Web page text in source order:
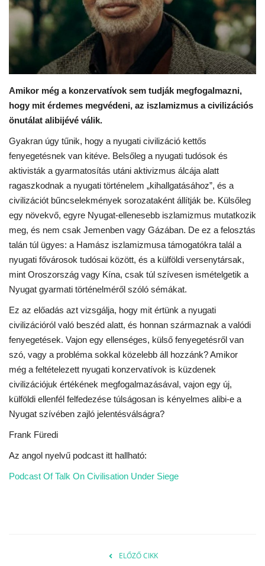
Kultúra
Történelem
Gazdaság
Művészet
Sport
Sajtó
Rendezvény
Humor
Napló postája
Galéria
Újság Archívum
Emlékezzünk †
Nyelv
Magyar
Amikor még a konzervatívok sem tudják megfogalmazni,
hogy mit érdemes megvédeni, az iszlamizmus a civilizációs
önutálat alibijévé válik.
Gyakran úgy tűnik, hogy a nyugati civilizáció kettős
fenyegetésnek van kitéve. Belsőleg a nyugati tudósok és
aktivisták a gyarmatosítás utáni aktivizmus álcája alatt
ragaszkodnak a nyugati történelem „kihallgatásához”, és a
civilizációt bűncselekmények sorozataként állítják be. Külsőleg
egy növekvő, egyre Nyugat-ellenesebb iszlamizmus mutatkozik
meg, és nem csak Jemenben vagy Gázában. De ez a felosztás
talán túl ügyes: a Hamász iszlamizmusa támogatókra talál a
nyugati fővárosok tudósai között, és a külföldi versenytársak,
mint Oroszország vagy Kína, csak túl szívesen ismételgetik a
Nyugat gyarmati történelméről szóló sémákat.
Ez az előadás azt vizsgálja, hogy mit értünk a nyugati
civilizációról való beszéd alatt, és honnan származnak a valódi
fenyegetések. Vajon egy ellenséges, külső fenyegetésről van
szó, vagy a probléma sokkal közelebb áll hozzánk? Amikor
még a feltételezett nyugati konzervatívok is küzdenek
civilizációjuk értékének megfogalmazásával, vajon egy új,
külföldi ellenfél felfedezése túlságosan is kényelmes alibi-e a
Nyugat szívében zajló jelentésválságra?
Frank Füredi
Az angol nyelvű podcast itt hallható:
Podcast Of Talk On Civilisation Under Siege
ELŐZŐ CIKK